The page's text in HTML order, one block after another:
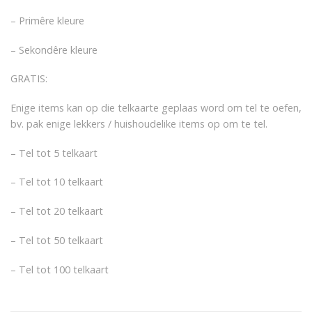
– Primêre kleure
– Sekondêre kleure
GRATIS:
Enige items kan op die telkaarte geplaas word om tel te oefen,
bv. pak enige lekkers / huishoudelike items op om te tel.
– Tel tot 5 telkaart
– Tel tot 10 telkaart
– Tel tot 20 telkaart
– Tel tot 50 telkaart
– Tel tot 100 telkaart